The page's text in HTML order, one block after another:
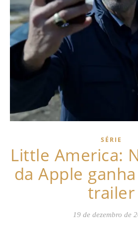
SÉRIE
Little America:
da Apple
trailer
19 de dezembro de